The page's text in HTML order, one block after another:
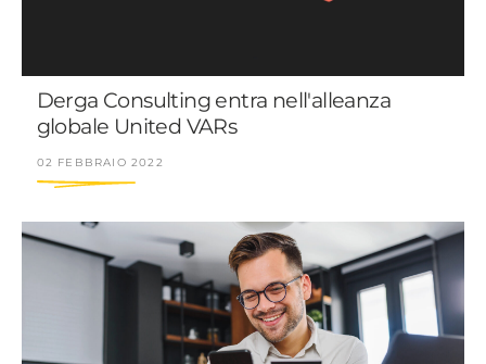
Derga Consulting entra nell'alleanza
globale United VARs
02 FEBBRAIO 2022